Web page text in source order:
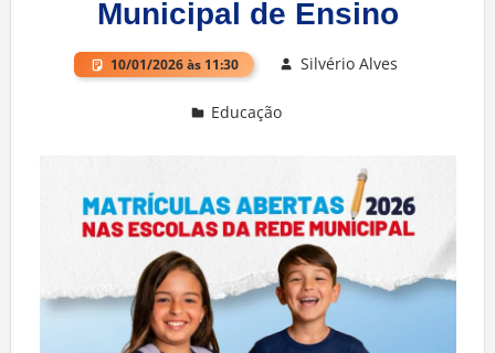
Municipal de Ensino
10/01/2026 às 11:30 Silvério Alves
Educação